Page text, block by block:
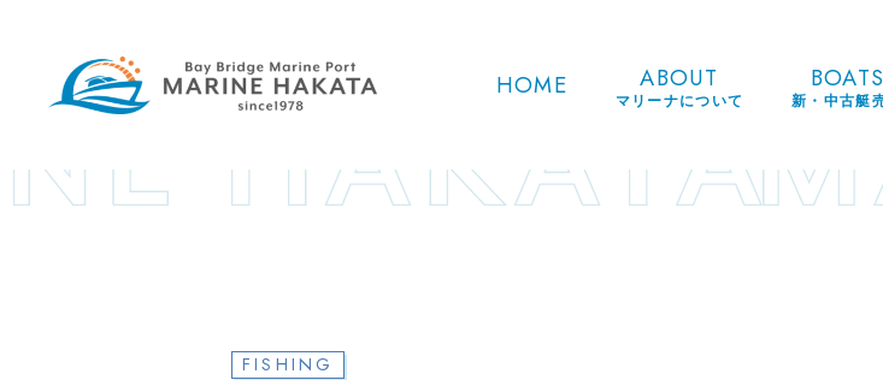
HOME ABOUT
マリーナについて
BOATS
新・中古艇
FISHING